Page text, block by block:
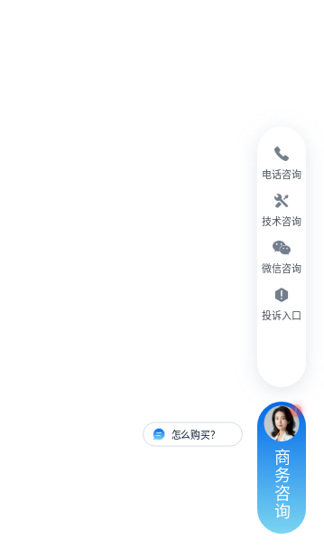
电话咨询
技术咨询
微信咨询
投诉入口
怎么购买？ 有人对接
商
务
咨
询